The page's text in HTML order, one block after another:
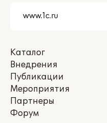
Каталог
Внедрения
Публикации
Мероприятия
Партнеры
Форум